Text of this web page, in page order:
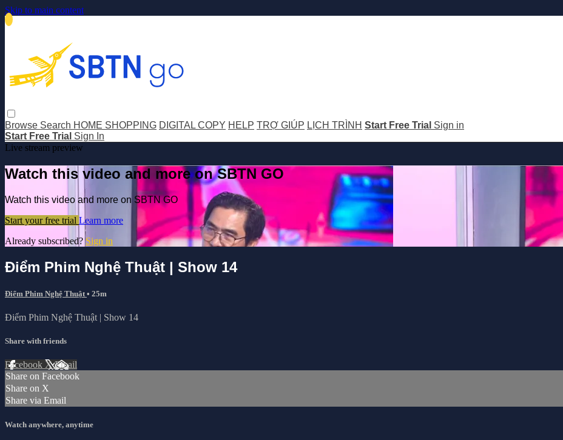
Skip to main content
Browse Search HOME SHOPPING DIGITAL COPY HELP TRỢ GIÚP LỊCH TRÌNH Start Free Trial Sign in
Start Free Trial Sign In
Live stream preview
Watch this video and more on SBTN GO
Watch this video and more on SBTN GO
Start your free trial Learn more
Already subscribed? Sign in
Điểm Phim Nghệ Thuật | Show 14
Điểm Phim Nghệ Thuật • 25m
Điểm Phim Nghệ Thuật | Show 14
Share with friends
Facebook XEmail
Share on Facebook
Share on X
Share via Email
Watch anywhere, anytime